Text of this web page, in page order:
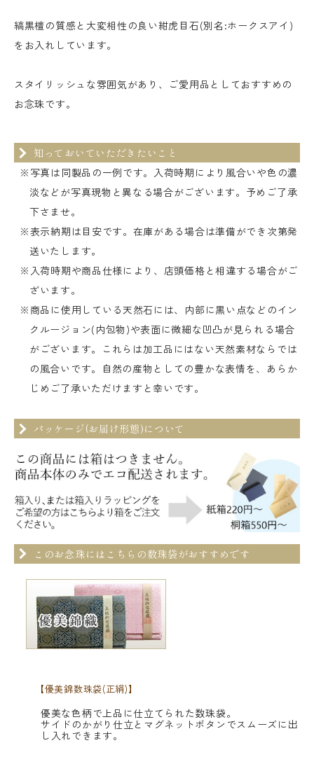
縞黒檀の質感と大変相性の良い紺虎目石(別名:ホークスアイ)
をお入れしています。
スタイリッシュな雰囲気があり、ご愛用品としておすすめの
お念珠です。
知っておいていただきたいこと
※写真は同製品の一例です。入荷時期により風合いや色の濃
淡などが写真現物と異なる場合がございます。予めご了承
下さませ。
※表示納期は目安です。在庫がある場合は準備ができ次第発
送いたします。
※入荷時期や商品仕様により、店頭価格と相違する場合がご
ざいます。
※商品に使用している天然石には、内部に黒い点などのイン
クルージョン(内包物)や表面に微細な凹凸が見られる場合
がございます。これらは加工品にはない天然素材ならでは
の風合いです。自然の産物としての豊かな表情を、あらか
じめご了承いただけますと幸いです。
パッケージ(お届け形態)について
このお念珠にはこちらの数珠袋がおすすめです
【優美錦数珠袋(正絹)】
優美な色柄で上品に仕立てられた数珠袋。
サイドのかがり仕立とマグネットボタンでスムーズに出
し入れできます。